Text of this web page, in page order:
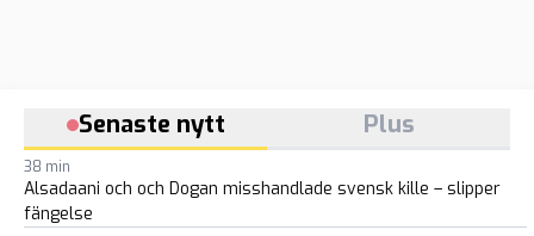
Senaste nytt Plus
38 min
Alsadaani och och Dogan misshandlade svensk kille – slipper
fängelse